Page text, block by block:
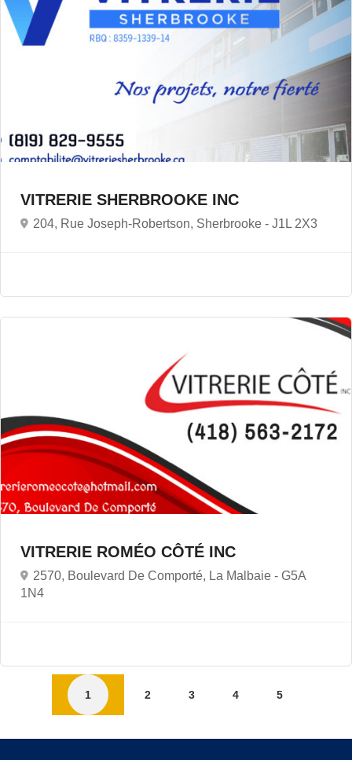
VITRERIE SHERBROOKE INC
204, Rue Joseph-Robertson, Sherbrooke - J1L 2X3
VITRERIE ROMÉO CÔTÉ INC
2570, Boulevard De Comporté, La Malbaie - G5A
1N4
1 2 3 4 5